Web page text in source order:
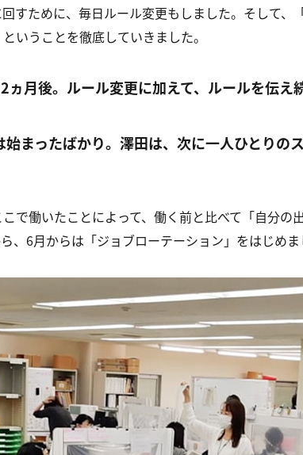
すために、毎日ルール変更もしました。そして、
いうことを徹底していきました。
ヵ月後。ルール変更に加えて、ルールを伝え
始まったばかり。澤田は、次に一人ひとりの
で働いたことによって、働く前と比べて「自分
、6月からは「ジョブローテーション」をはじめま